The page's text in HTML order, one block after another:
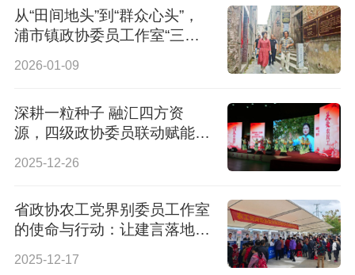
从“田间地头”到“群众心头”，
浦市镇政协委员工作室“三
2026-01-09
深耕一粒种子 融汇四方资
源，四级政协委员联动赋能洪
2025-12-26
省政协农工党界别委员工作室
的使命与行动：让建言落地，
2025-12-17